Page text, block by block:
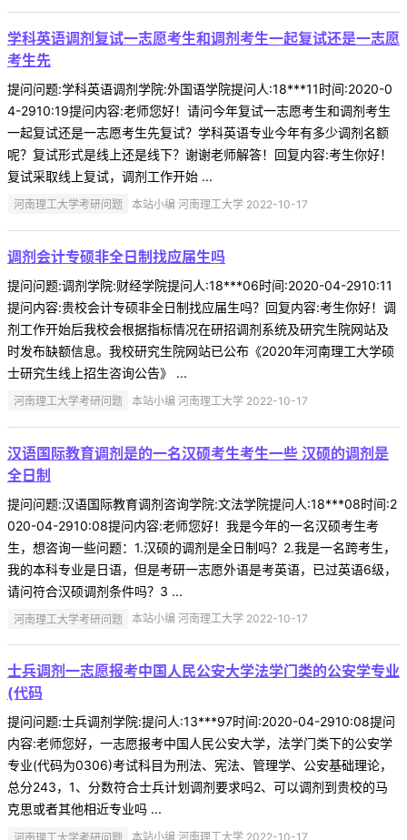
学科英语调剂复试一志愿考生和调剂考生一起复试还是一志愿
考生先
提问问题:学科英语调剂学院:外国语学院提问人:18***11时间:2020-0
4-2910:19提问内容:老师您好！请问今年复试一志愿考生和调剂考生
一起复试还是一志愿考生先复试？学科英语专业今年有多少调剂名额
呢？复试形式是线上还是线下？谢谢老师解答！回复内容:考生你好！
复试采取线上复试，调剂工作开始 ...
河南理工大学考研问题 本站小编 河南理工大学 2022-10-17
调剂会计专硕非全日制找应届生吗
提问问题:调剂学院:财经学院提问人:18***06时间:2020-04-2910:11
提问内容:贵校会计专硕非全日制找应届生吗？回复内容:考生你好！调
剂工作开始后我校会根据指标情况在研招调剂系统及研究生院网站及
时发布缺额信息。我校研究生院网站已公布《2020年河南理工大学硕
士研究生线上招生咨询公告》 ...
河南理工大学考研问题 本站小编 河南理工大学 2022-10-17
汉语国际教育调剂是的一名汉硕考生考生一些 汉硕的调剂是
全日制
提问问题:汉语国际教育调剂咨询学院:文法学院提问人:18***08时间:2
020-04-2910:08提问内容:老师您好！我是今年的一名汉硕考生考
生，想咨询一些问题：1.汉硕的调剂是全日制吗？2.我是一名跨考生，
我的本科专业是日语，但是考研一志愿外语是考英语，已过英语6级，
请问符合汉硕调剂条件吗？3 ...
河南理工大学考研问题 本站小编 河南理工大学 2022-10-17
士兵调剂一志愿报考中国人民公安大学法学门类的公安学专业
(代码
提问问题:士兵调剂学院:提问人:13***97时间:2020-04-2910:08提问
内容:老师您好，一志愿报考中国人民公安大学，法学门类下的公安学
专业(代码为0306)考试科目为刑法、宪法、管理学、公安基础理论，
总分243，1、分数符合士兵计划调剂要求吗2、可以调剂到贵校的马
克思或者其他相近专业吗 ...
河南理工大学考研问题 本站小编 河南理工大学 2022-10-17